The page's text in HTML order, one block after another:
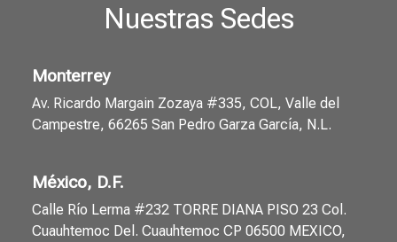
Nuestras Sedes
Monterrey
Av. Ricardo Margain Zozaya #335, COL, Valle del
Campestre, 66265 San Pedro Garza García, N.L.
México, D.F.
Calle Río Lerma #232 TORRE DIANA PISO 23 Col.
Cuauhtemoc Del. Cuauhtemoc CP 06500 MEXICO,